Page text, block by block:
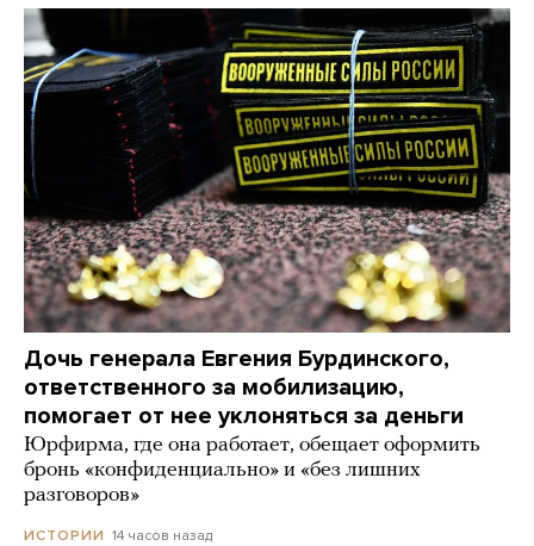
Дочь генерала Евгения Бурдинского,
ответственного за мобилизацию,
помогает от нее уклоняться за деньги
Юрфирма, где она работает, обещает оформить
бронь «конфиденциально» и «без лишних
разговоров»
ИСТОРИИ 14 часов назад